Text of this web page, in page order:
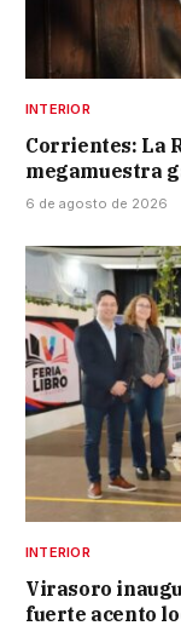
INTERIOR
Corrientes: La
megamuestra
6 de agosto de 2026
INTERIOR
Virasoro
fuerte acento